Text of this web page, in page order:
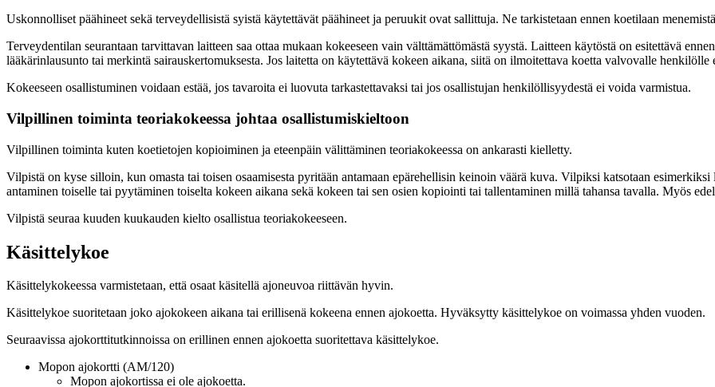
Uskonnolliset päähineet sekä terveydellisistä syistä käytettävät päähineet ja peruukit ovat sallittuja. Ne tarkistetaan ennen koetilaan
Terveydentilan seurantaan tarvittavan laitteen saa ottaa mukaan kokeeseen vain välttämättömästä syystä. Laitteen käytöstä on esitettävä
lääkärinlausunto tai merkintä sairauskertomuksesta. Jos laitetta on käytettävä kokeen aikana, siitä on ilmoitettava koetta valvovalle henkilölle
Kokeeseen osallistuminen voidaan estää, jos tavaroita ei luovuta tarkastettavaksi tai jos osallistujan henkilöllisyydestä ei voida varmistua.
Vilpillinen toiminta teoriakokeessa johtaa osallistumiskieltoon
Vilpillinen toiminta kuten koetietojen kopioiminen ja eteenpäin välittäminen teoriakokeessa on ankarasti kielletty.
Vilpistä on kyse silloin, kun omasta tai toisen osaamisesta pyritään antamaan epärehellisin keinoin väärä kuva. Vilpiksi katsotaan
antaminen toiselle tai pyytäminen toiselta kokeen aikana sekä kokeen tai sen osien kopiointi tai tallentaminen millä tahansa tavalla. Myös
Vilpistä seuraa kuuden kuukauden kielto osallistua teoriakokeeseen.
Käsittelykoe
Käsittelykokeessa varmistetaan, että osaat käsitellä ajoneuvoa riittävän hyvin.
Käsittelykoe suoritetaan joko ajokokeen aikana tai erillisenä kokeena ennen ajokoetta. Hyväksytty käsittelykoe on voimassa yhden vuoden.
Seuraavissa ajokorttitutkinnoissa on erillinen ennen ajokoetta suoritettava käsittelykoe.
Mopon ajokortti (AM/120)
Mopon ajokortissa ei ole ajokoetta.